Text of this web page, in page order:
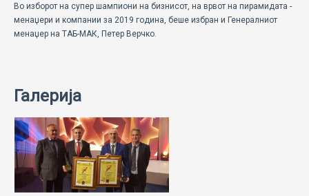
Во изборот на супер шампиони на бизнисот, на врвот на пирамидата -
менаџери и компании за 2019 година, беше избран и Генералниот
менаџер на ТАБ-МАК, Петер Верчко.
Галерија